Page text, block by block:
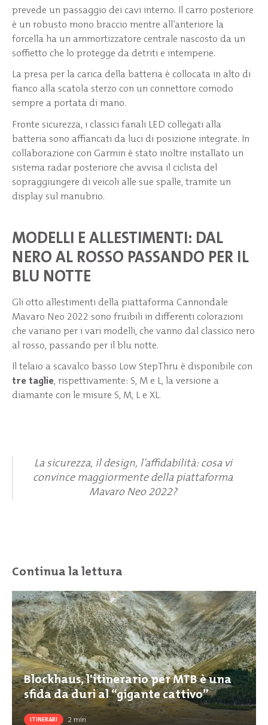
prevede un passaggio dei cavi interno. Il carro posteriore
è un robusto mono braccio mentre all’anteriore la
forcella ha un ammortizzatore centrale nascosto da un
soffietto che lo protegge da detriti e intemperie.
La presa per la carica della batteria è collocata in alto di
fianco alla scatola sterzo con un connettore comodo
sempre a portata di mano.
Fronte sicurezza, i classici fanali LED collegati alla
batteria sono affiancati da luci di posizione integrate. In
collaborazione con Garmin è stato inoltre installato un
sistema radar posteriore che avvisa il ciclista del
sopraggiungere di veicoli alle sue spalle, tramite un
display sul manubrio.
MODELLI E ALLESTIMENTI: DAL
NERO AL ROSSO PASSANDO PER IL
BLU NOTTE
Gli otto allestimenti della piattaforma Cannondale
Mavaro Neo 2022 sono fruibili in differenti colorazioni
che variano per i vari modelli, che vanno dal classico nero
al rosso, passando per il blu notte.
Il telaio a scavalco basso Low StepThru è disponibile con
tre taglie, rispettivamente: S, M e L, la versione a
diamante con le misure S, M, L e XL.
La sicurezza, il design, l’affidabilità: cosa vi
convince maggiormente della piattaforma
Mavaro Neo 2022?
Continua la lettura
Blockhaus, l'itinerario per MTB è una
sfida da duri al “gigante cattivo”
ITINERARI 2min